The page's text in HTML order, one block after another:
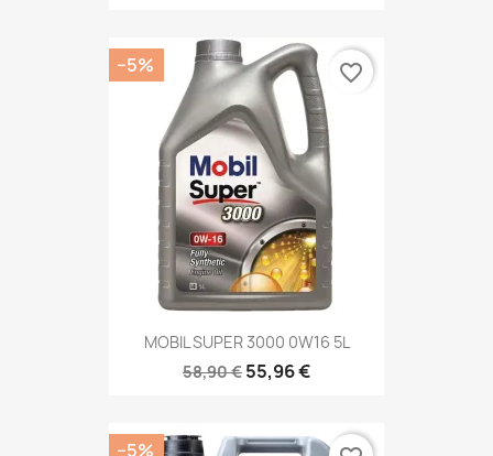
MOBIL SUPER 3000 0W16 5L
58,90 € 55,96 €
−5% favorite_border
−5%